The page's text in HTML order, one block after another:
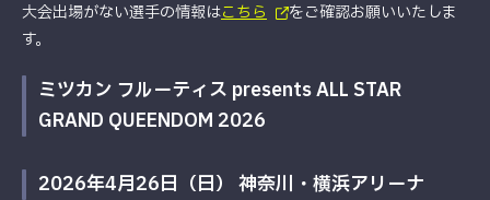
大会出場がない選手の情報はこちら
をご確認お願いいたしま
す。
ミツカン フルーティス presents ALL STAR
GRAND QUEENDOM 2026
2026年4月26日（日） 神奈川・横浜アリーナ